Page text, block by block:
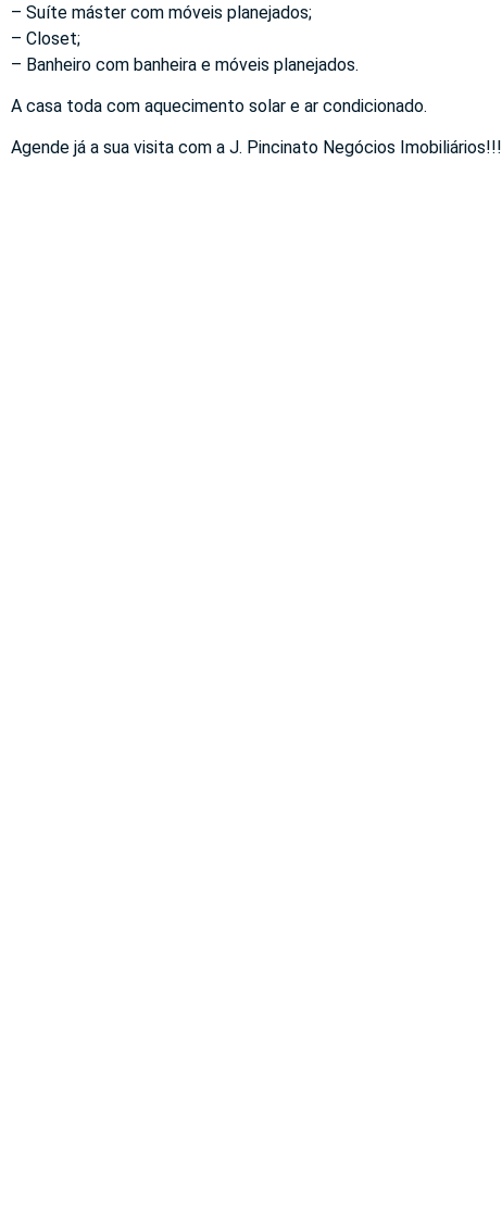
– Suíte máster com móveis planejados;
– Closet;
– Banheiro com banheira e móveis planejados.
A casa toda com aquecimento solar e ar condicionado.
Agende já a sua visita com a J. Pincinato Negócios Imobiliários!!!